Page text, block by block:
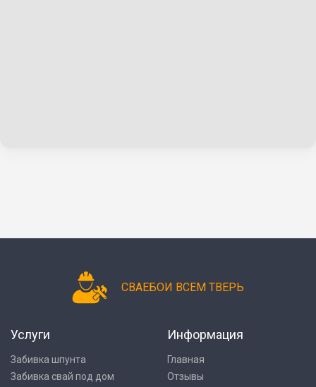
СВАЕБОИ ВСЕМ ТВЕРЬ
Услуги
Забивка шпунта
Забивка свай под дом
Информация
Главная
Отзывы